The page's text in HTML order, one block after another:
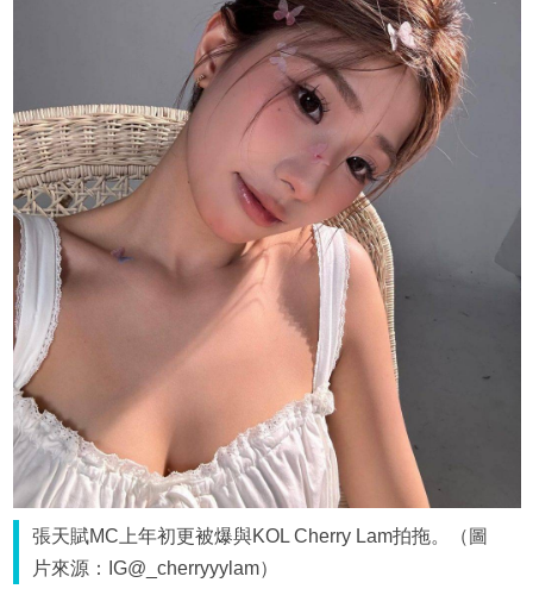
張天賦MC上年初更被爆與KOL Cherry Lam拍拖。（圖
片來源：IG@_cherryyylam）